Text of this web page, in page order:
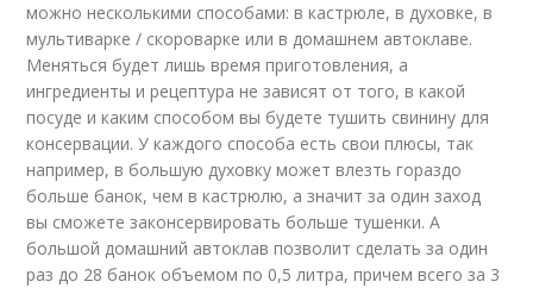
можно несколькими способами: в кастрюле, в духовке, в
мультиварке / скороварке или в домашнем автоклаве.
Меняться будет лишь время приготовления, а
ингредиенты и рецептура не зависят от того, в какой
посуде и каким способом вы будете тушить свинину для
консервации. У каждого способа есть свои плюсы, так
например, в большую духовку может влезть гораздо
больше банок, чем в кастрюлю, а значит за один заход
вы сможете законсервировать больше тушенки. А
большой домашний автоклав позволит сделать за один
раз до 28 банок объемом по 0,5 литра, причем всего за 3